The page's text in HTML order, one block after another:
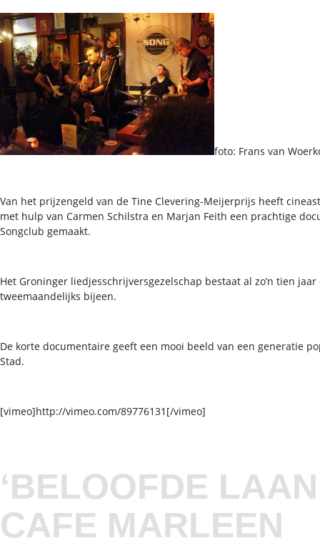
foto: Frans van
Van het prijzengeld van de Tine Clevering-Meijerprijs heeft
met hulp van Carmen Schilstra en Marjan Feith een prachtige
Songclub gemaakt.
Het Groninger liedjesschrijversgezelschap bestaat al zo’n tien jaar
tweemaandelijks bijeen.
De korte documentaire geeft een mooi beeld van een generatie
Stad.
[vimeo]http://vimeo.com/89776131[/vimeo]
‘BELOOFDE
CAFE MARLEEN